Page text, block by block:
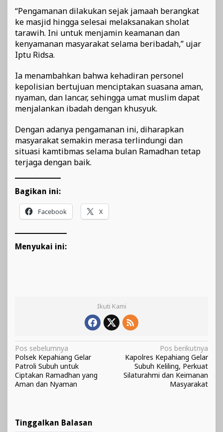
“Pengamanan dilakukan sejak jamaah berangkat
ke masjid hingga selesai melaksanakan sholat
tarawih. Ini untuk menjamin keamanan dan
kenyamanan masyarakat selama beribadah,” ujar
Iptu Ridsa.
Ia menambahkan bahwa kehadiran personel
kepolisian bertujuan menciptakan suasana aman,
nyaman, dan lancar, sehingga umat muslim dapat
menjalankan ibadah dengan khusyuk.
Dengan adanya pengamanan ini, diharapkan
masyarakat semakin merasa terlindungi dan
situasi kamtibmas selama bulan Ramadhan tetap
terjaga dengan baik.
Bagikan ini:
Facebook X
Menyukai ini:
Ikuti Kami
Navigasi
pos
Pos sebelumnya
Polsek Kepahiang Gelar
Patroli Subuh untuk
Ciptakan Ramadhan yang
Aman dan Nyaman
Pos berikutnya
Kapolres Kepahiang Gelar
Subuh Keliling, Perkuat
Silaturahmi dan Keimanan
Masyarakat
Tinggalkan Balasan